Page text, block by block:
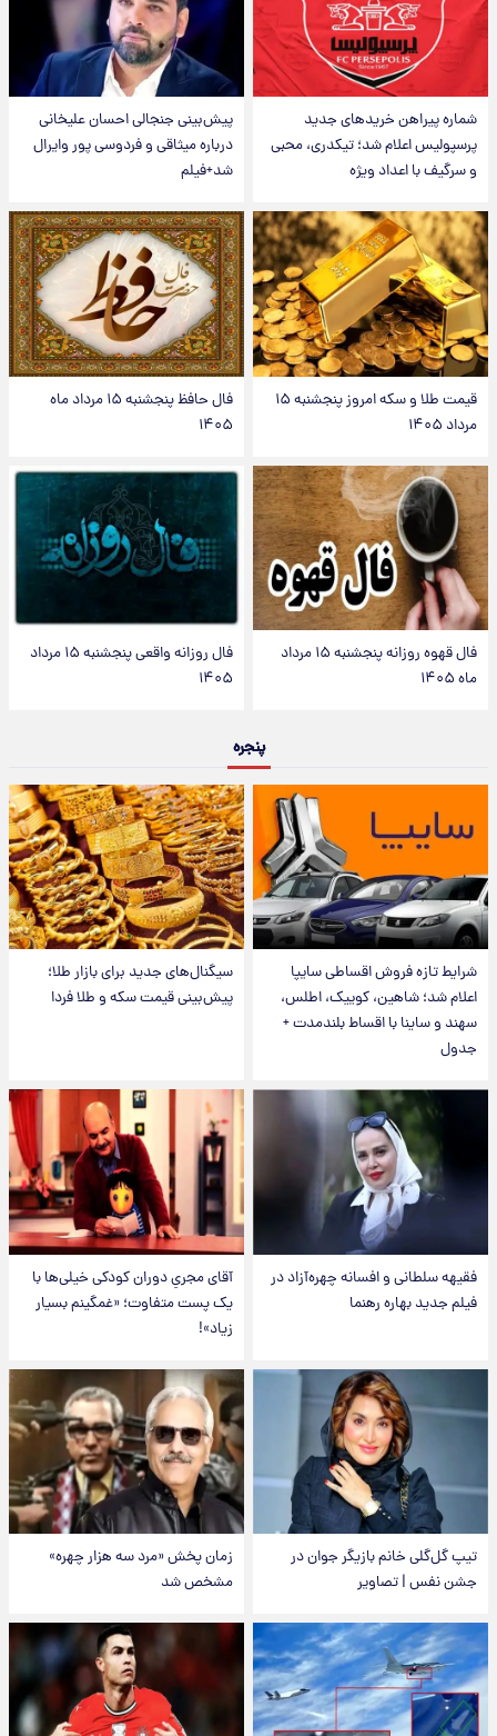
شماره پیراهن خریدهای جدید
پرسپولیس اعلام شد؛ تیکدری، محبی
و سرگیف با اعداد ویژه
پیش‌بینی جنجالی احسان علیخانی
درباره میثاقی و فردوسی پور وایرال
شد+فیلم
قیمت طلا و سکه امروز پنجشنبه ۱۵
مرداد ۱۴۰۵
فال حافظ پنجشنبه ۱۵ مرداد ماه
۱۴۰۵
فال قهوه روزانه پنجشنبه ۱۵ مرداد
ماه ۱۴۰۵
فال روزانه واقعی پنجشنبه ۱۵ مرداد
۱۴۰۵
پنجره
شرایط تازه فروش اقساطی سایپا
اعلام شد؛ شاهین، کوییک، اطلس،
سهند و ساینا با اقساط بلندمدت +
جدول
سیگنال‌های جدید برای بازار طلا؛
پیش‌بینی قیمت سکه و طلا فردا
فقیهه سلطانی و افسانه چهره‌آزاد در
فیلم جدید بهاره رهنما
آقای مجریِ دوران کودکی خیلی‌ها با
یک پست متفاوت؛ «غمگینم بسیار
زیاد»!
تیپ گل‌گلی خانم بازیگر جوان در
جشن نفس | تصاویر
زمان پخش «مرد سه هزار چهره»
مشخص شد